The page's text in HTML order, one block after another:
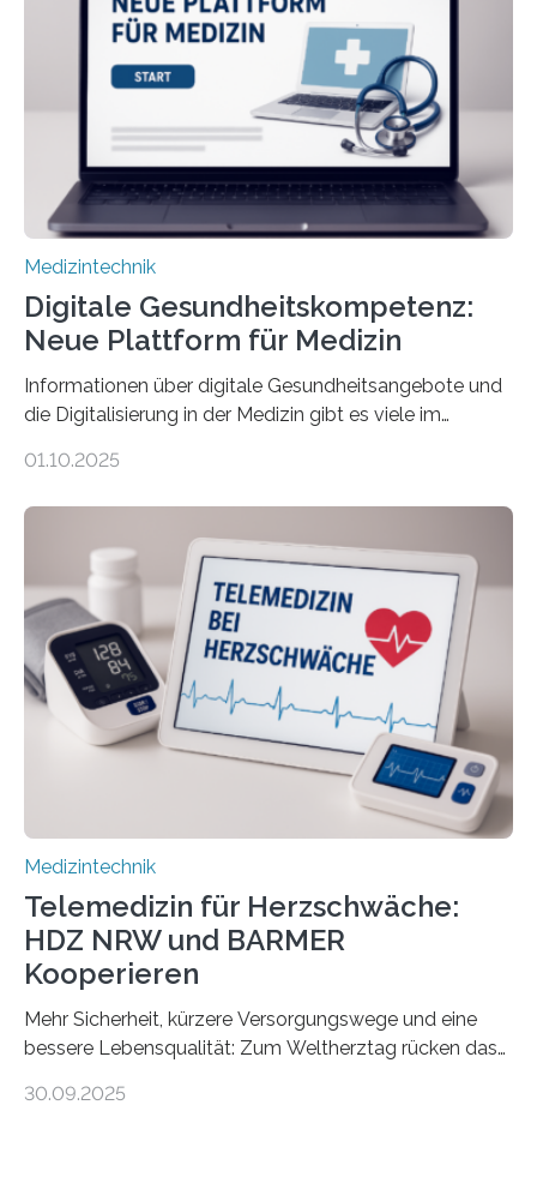
physiologische Daten in Echtzeit an das Sprachmodell
übermittelt werden können. Die Künstliche Intelligenz
kann dadurch auch die Sprache des Körpers
einbeziehen, auf die Menschen keinen bewussten
Einfluss nehmen. Das eröffnet…
Medizintechnik
Digitale Gesundheitskompetenz:
Neue Plattform für Medizin
Informationen über digitale Gesundheitsangebote und
die Digitalisierung in der Medizin gibt es viele im
seriösen und wissenschaftlich abgesicherten Inhalten?
Forscherinnen der Technischen Universität Dresden
(TUD) richtet sich das Portal sowohl an Patientinnen
und Patienten, aber ebenso an medizinisches
Fachpersonal. Für all diese Zielgruppen bietet sie
speziell zugeschnittene Informationen, um deren
digitale Gesundheitskompetenz zu steigern. MiHUBx ist
01.10.2025
Medizintechnik
Telemedizin für Herzschwäche:
HDZ NRW und BARMER
Kooperieren
Mehr Sicherheit, kürzere Versorgungswege und eine
bessere Lebensqualität: Zum Weltherztag rücken das
Oeynhausen, und die BARMER die Bedürfnisse von
30.09.2025